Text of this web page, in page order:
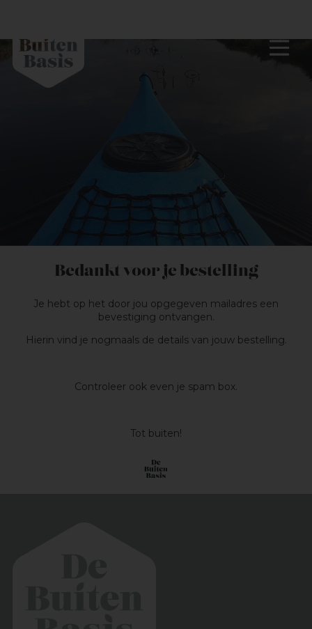
Bedankt voor je bestelling
Je hebt op het door jou opgegeven mailadres een
bevestiging ontvangen.
Hierin vind je nogmaals de details van jouw bestelling.
Controleer ook even je spam box.
Tot buiten!